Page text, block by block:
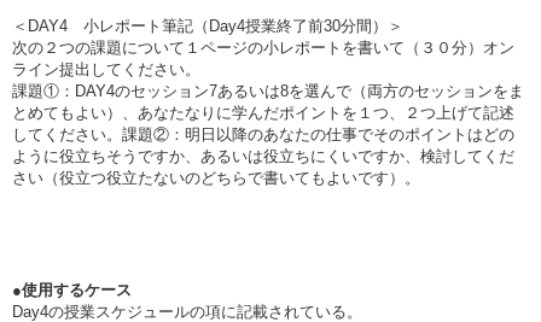
＜DAY4 小レポート筆記（Day4授業終了前30分間）＞
次の２つの課題について１ページの小レポートを書いて（３０分）オン
ライン提出してください。
課題①：DAY4のセッション7あるいは8を選んで（両方のセッションをま
とめてもよい）、あなたなりに学んだポイントを１つ、２つ上げて記述
してください。課題②：明日以降のあなたの仕事でそのポイントはどの
ように役立ちそうですか、あるいは役立ちにくいですか、検討してくだ
さい（役立つ役立たないのどちらで書いてもよいです）。
●使用するケース
Day4の授業スケジュールの項に記載されている。